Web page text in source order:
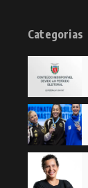
Categorias